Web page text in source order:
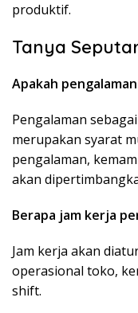
produktif.
Tanya
Apakah
Pengalaman
merupakan syarat
pengalaman,
akan
Berapa jam kerja
Jam kerja akan
operasional toko,
shift.